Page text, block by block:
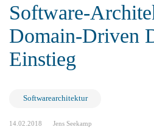
Software-
Domain-Driven
Einstieg
Softwarearchitektur
14.02.2018 Jens Seekamp